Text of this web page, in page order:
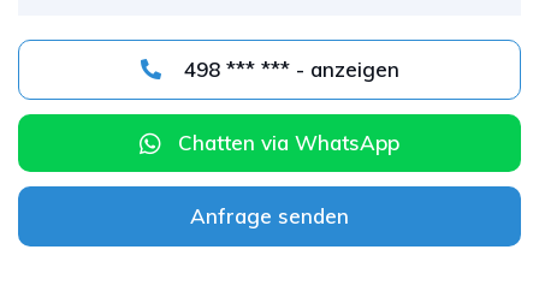
498 *** *** - anzeigen
Chatten via WhatsApp
Anfrage senden